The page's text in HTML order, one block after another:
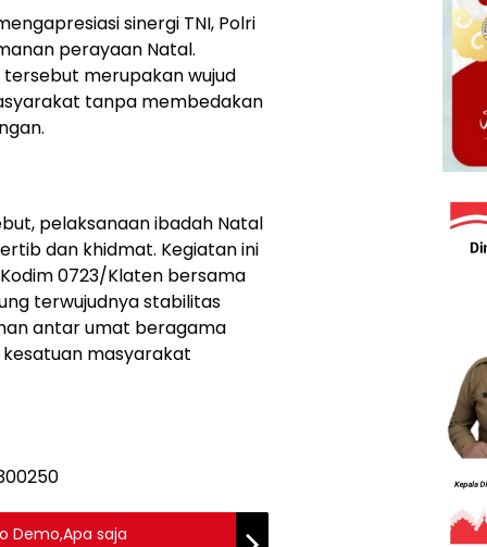
sinergi TNI, Polri
perayaan Natal.
merupakan wujud
tanpa membedakan
pelaksanaan ibadah Natal
dan khidmat. Kegiatan ini
0723/Klaten bersama
terwujudnya stabilitas
antar umat beragama
masyarakat
Demo,Apa saja